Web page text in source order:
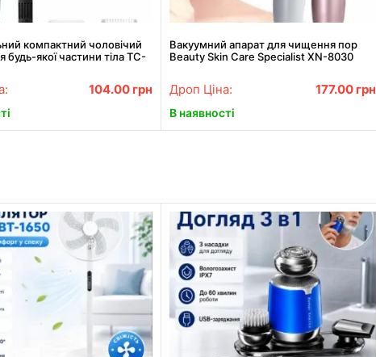
компактний чоловічий
будь-якої частини тіла TC-
104.00 грн
Вакуумний апарат для чищення пор
Beauty Skin Care Specialist XN-8030
Дроп Ціна: 177.00 грн
В наявності